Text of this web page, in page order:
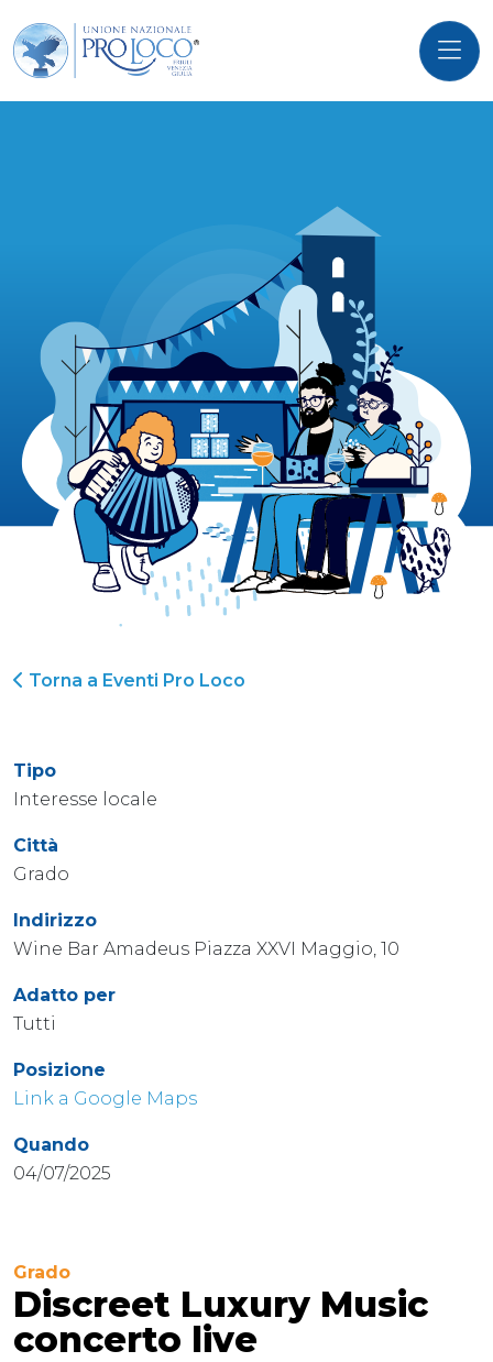
Torna a Eventi Pro Loco
Tipo
Interesse locale
Città
Grado
Indirizzo
Wine Bar Amadeus Piazza XXVI Maggio, 10
Adatto per
Tutti
Posizione
Link a Google Maps
Quando
04/07/2025
Grado
Discreet Luxury Music
concerto live